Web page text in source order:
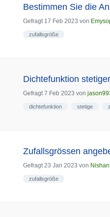
Bestimmen Sie die
Gefragt 17 Feb 2023 von
zufallsgröße
Dichtefunktion
Gefragt 7 Feb 2023 von
dichtefunktion stetige
Zufallsgrössen
Gefragt 23 Jan 2023 von Nishan
zufallsgröße